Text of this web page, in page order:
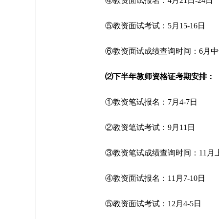
⑤教资面试考试：5月15-16日
⑥教资面试成绩查询时间：6月
⑵下半年教师资格证考期安排：
①教资笔试报名：7月4-7日
②教资笔试考试：9月11日
③教资笔试成绩查询时间：11月
④教资面试报名：11月7-10日
⑤教资面试考试：12月4-5日